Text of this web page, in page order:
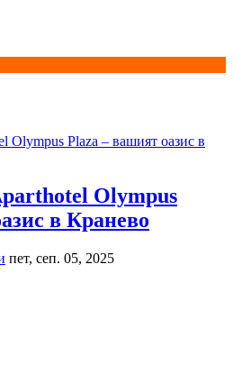
Olympus
в Кранево
пет, сеп. 05, 2025